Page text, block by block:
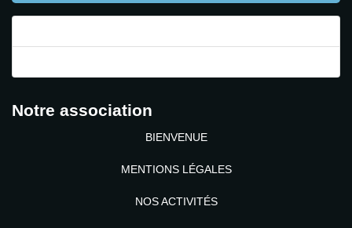
Notre association
BIENVENUE
MENTIONS LÉGALES
NOS ACTIVITÉS